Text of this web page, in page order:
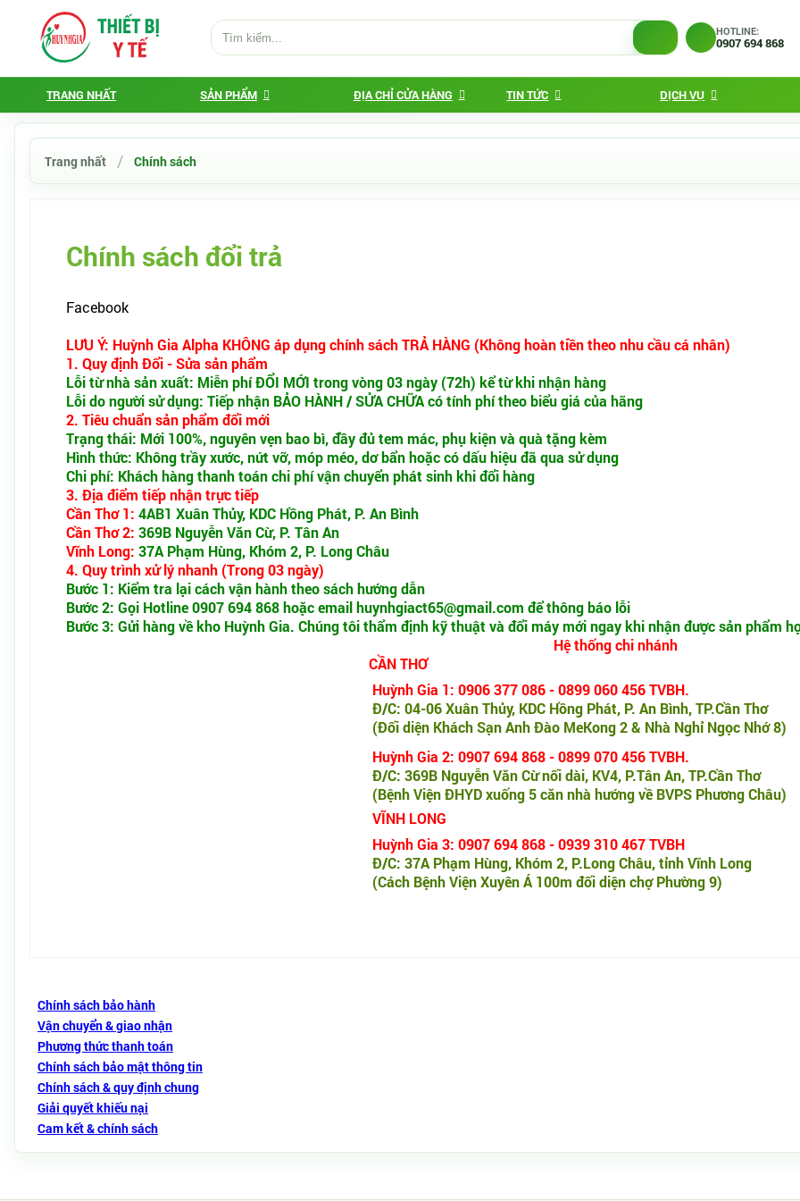
HOTLINE:
0907 694 868
TRANG NHẤT SẢN PHẨM ĐỊA CHỈ CỬA HÀNG TIN TỨC DỊCH VỤ
Trang nhất Chính sách
Chính sách đổi trả
Facebook
LƯU Ý: Huỳnh Gia Alpha KHÔNG áp dụng chính sách TRẢ HÀNG (Không hoàn tiền theo nhu cầu cá nhân)
1. Quy định Đổi - Sửa sản phẩm
Lỗi từ nhà sản xuất: Miễn phí ĐỔI MỚI trong vòng 03 ngày (72h) kể từ khi nhận hàng
Lỗi do người sử dụng: Tiếp nhận BẢO HÀNH / SỬA CHỮA có tính phí theo biểu giá của hãng
2. Tiêu chuẩn sản phẩm đổi mới
Trạng thái: Mới 100%, nguyên vẹn bao bì, đầy đủ tem mác, phụ kiện và quà tặng kèm
Hình thức: Không trầy xước, nứt vỡ, móp méo, dơ bẩn hoặc có dấu hiệu đã qua sử dụng
Chi phí: Khách hàng thanh toán chi phí vận chuyển phát sinh khi đổi hàng
3. Địa điểm tiếp nhận trực tiếp
Cần Thơ 1: 4AB1 Xuân Thủy, KDC Hồng Phát, P. An Bình
Cần Thơ 2: 369B Nguyễn Văn Cừ, P. Tân An
Vĩnh Long: 37A Phạm Hùng, Khóm 2, P. Long Châu
4. Quy trình xử lý nhanh (Trong 03 ngày)
Bước 1: Kiểm tra lại cách vận hành theo sách hướng dẫn
Bước 2: Gọi Hotline 0907 694 868 hoặc email huynhgiact65@gmail.com để thông báo lỗi
Bước 3: Gửi hàng về kho Huỳnh Gia. Chúng tôi thẩm định kỹ thuật và đổi máy mới ngay khi nhận được sản phẩm
Hệ thống chi nhánh
CẦN THƠ
Huỳnh Gia 1: 0906 377 086 - 0899 060 456 TVBH.
Đ/C: 04-06 Xuân Thủy, KDC Hồng Phát, P. An Bình, TP.Cần Thơ
(Đối diện Khách Sạn Anh Đào MeKong 2 & Nhà Nghỉ Ngọc Nhớ 8)
Huỳnh Gia 2: 0907 694 868 - 0899 070 456 TVBH.
Đ/C: 369B Nguyễn Văn Cừ nối dài, KV4, P.Tân An, TP.Cần Thơ
(Bệnh Viện ĐHYD xuống 5 căn nhà hướng về BVPS Phương Châu)
VĨNH LONG
Huỳnh Gia 3: 0907 694 868 - 0939 310 467 TVBH
Đ/C: 37A Phạm Hùng, Khóm 2, P.Long Châu, tỉnh Vĩnh Long
(Cách Bệnh Viện Xuyên Á 100m đối diện chợ Phường 9)
Chính sách bảo hành
Vận chuyển & giao nhận
Phương thức thanh toán
Chính sách bảo mật thông tin
Chính sách & quy định chung
Giải quyết khiếu nại
Cam kết & chính sách